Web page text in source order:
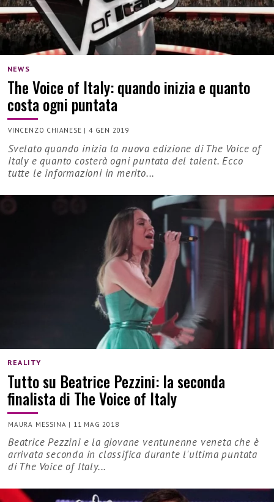
NEWS
The Voice of Italy: quando inizia e quanto
costa ogni puntata
VINCENZO CHIANESE |4 GEN 2019
Svelato quando inizia la nuova edizione di The Voice of
Italy e quanto costerà ogni puntata del talent. Ecco
tutte le informazioni in merito...
REALITY
Tutto su Beatrice Pezzini: la seconda
finalista di The Voice of Italy
MAURA MESSINA | 11 MAG 2018
Beatrice Pezzini e la giovane ventunenne veneta che è
arrivata seconda in classifica durante l'ultima puntata
di The Voice of Italy...